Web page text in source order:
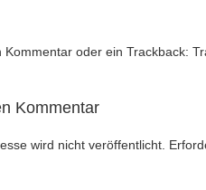
Kommentar oder ein Trackback:
Kommentar
wird nicht veröffentlicht.